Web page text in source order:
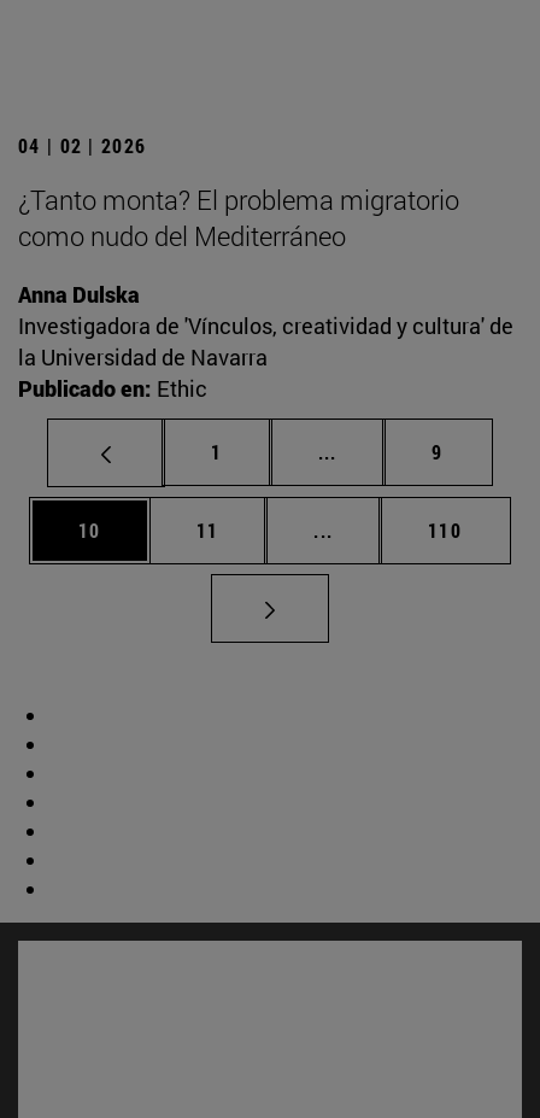
04 | 02 | 2026
¿Tanto monta? El problema migratorio
como nudo del Mediterráneo
Anna Dulska
Investigadora de 'Vínculos, creatividad y cultura' de
la Universidad de Navarra
Publicado en: Ethic
Página
1 ... Páginas intermedias
Página
9
Página
10 Página
11 ... Páginas intermedias
Página
110